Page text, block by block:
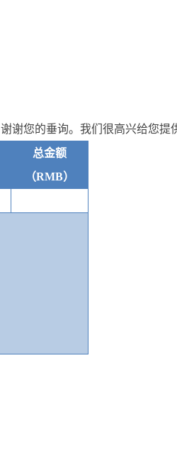
谢谢您的垂询。我们很高兴给您提
总金额
（RMB）